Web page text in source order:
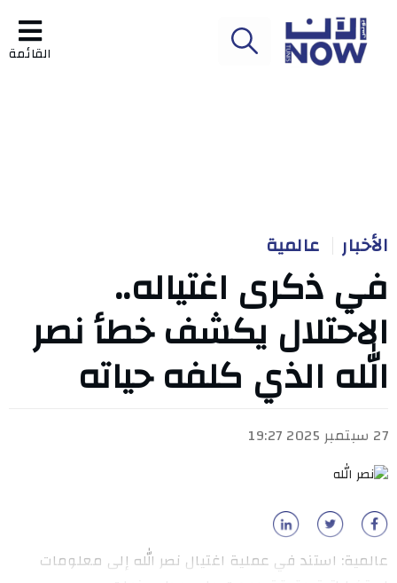
القائمة
الأخبار عالمية
في ذكرى اغتياله..
الاحتلال يكشف خطأ نصر
الله الذي كلفه حياته
27 سبتمبر 2025 19:27
عالمية: استند في عملية اغتيال نصر الله إلى معلومات